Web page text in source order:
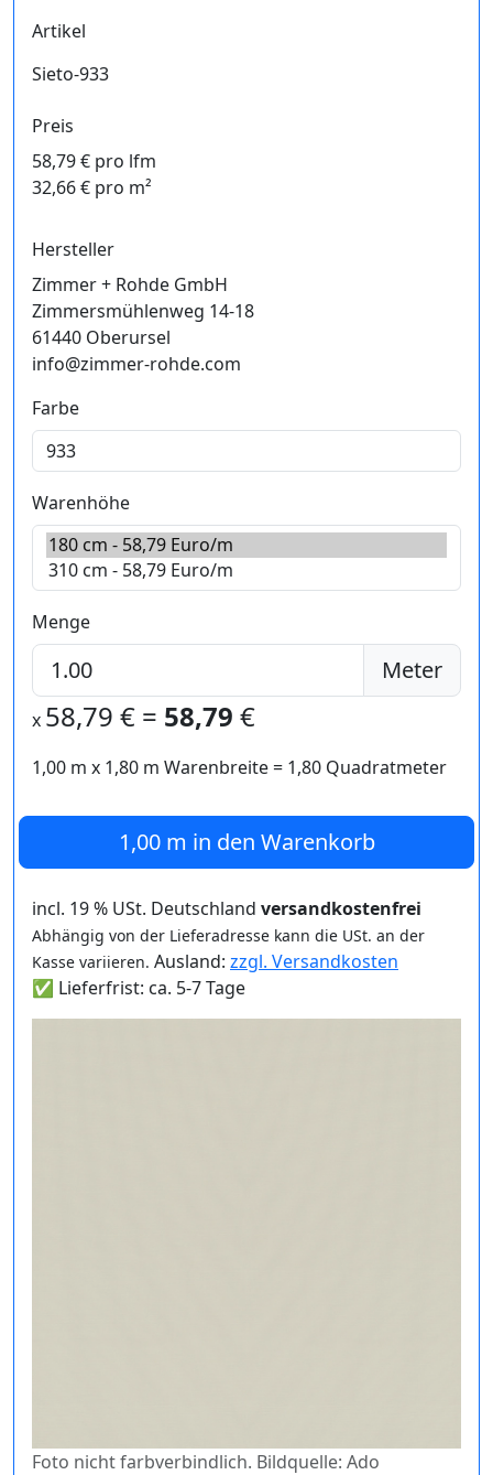
Artikel
Sieto-933
Preis
58,79 € pro lfm
32,66 € pro m²
Hersteller
Zimmer + Rohde GmbH
Zimmersmühlenweg 14-18
61440 Oberursel
info@zimmer-rohde.com
Farbe
Warenhöhe
Menge
Meter
x 58,79 € = 58,79 €
1,00 m x 1,80 m Warenbreite = 1,80 Quadratmeter
1,00 m in den Warenkorb
incl. 19 % USt. Deutschland versandkostenfrei
Abhängig von der Lieferadresse kann die USt. an der
Kasse variieren. Ausland: zzgl. Versandkosten
✅ Lieferfrist: ca. 5-7 Tage
Foto nicht farbverbindlich. Bildquelle: Ado